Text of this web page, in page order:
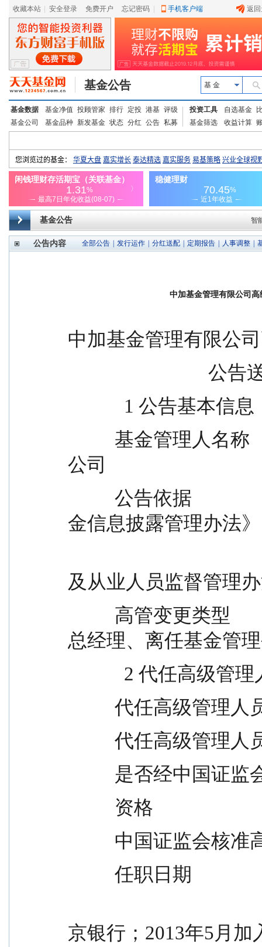
收藏本站 安全登录 免费开户 忘记密码 手机客户端 返
基金公告 基 金
基金数据 基金净值 投顾管家 排行 定投 港基 评级
基金公司
基金品种 新发基金 状态 分红 公告 私募
投资工具 自选基金
基金筛选
收益计算
基金公告 智
公告内容 全部公告 发行运作 分红送配 定期报告 人事调整
中加基金管理有限公司
中加基金管理有限公
            1 公告基本信息
公司
金信息披露管理办法
及从业人员监督管理
总经理、离任基金管
2 代任
代任高级管理
代任高级管理
是否经中
          资格
中国证监
任职日期
京银行；2013年5月